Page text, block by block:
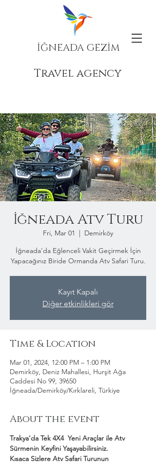
İĞNEADA GEZİM
Travel agency
İğneada Atv Turu
Fri, Mar 01
  |
Demirköy
İğneada'da Eğlenceli Vakit Geçirmek İçin
Yapacağınız Biride Ormanda Atv Safari Turu.
Kayıt Kapalı
Diğer etkinlikleri gör
Time & Location
Mar 01, 2024, 12:00 PM – 1:00 PM
Demirköy, Deniz Mahallesi, Hurşit Ağa
Caddesi No 99, 39650
İğneada/Demirköy/Kırklareli, Türkiye
About the event
Trakya'da Tek 4X4  Yeni Araçlar ile Atv
Sürmenin Keyfini Yaşayabilirsiniz.
Kısaca Sizlere Atv Safari Turunun